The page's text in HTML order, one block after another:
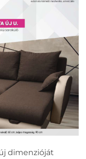
dimenzióját